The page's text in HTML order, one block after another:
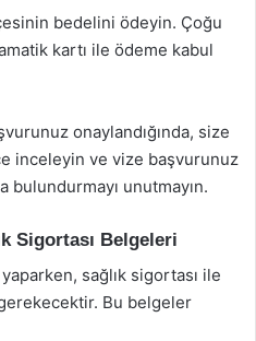
bedelini ödeyin. Çoğu
kartı ile ödeme kabul
onaylandığında, size
inceleyin ve vize başvurunuz
bulundurmayı unutmayın.
Sigortası Belgeleri
sağlık sigortası ile
Bu belgeler